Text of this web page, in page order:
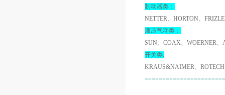
制动器类：
NETTER、HORTON、
液压气动类：
SUN、COAX、WOERNER
开关类:
KRAUS&NAIMER、